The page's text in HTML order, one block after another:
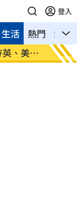
登入
熱門 影音
生活
、美、
長尾
因